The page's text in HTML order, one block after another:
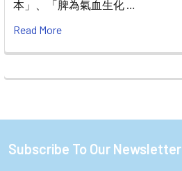
本」、「脾為氣血生化 …
Read More
Footer
Subscribe To Our Newsletter